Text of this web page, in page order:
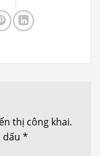
thị công khai.
dấu *